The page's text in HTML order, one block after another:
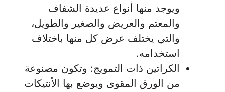
ويوجد منها أنواع عديدة الشفاف
والمعتم والعريض والصغير والطويل،
والتي يختلف عرض كل منها باختلاف
استخدامه.
الكراتين ذات التمويج: وتكون مصنوعة
من الورق المقوى ويوضع بها الأنتيكات